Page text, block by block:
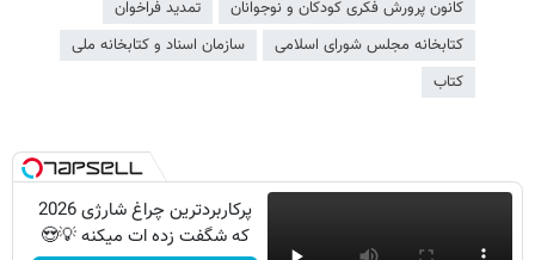
کانون پرورش فکری کودکان و نوجوانان
تمدید فراخوان
کتابخانه مجلس شورای اسلامی
سازمان اسناد و کتابخانه ملی
کتاب
پرکاربردترین چراغ شارژی 2026
که شگفت زده ات میکنه 💡😍